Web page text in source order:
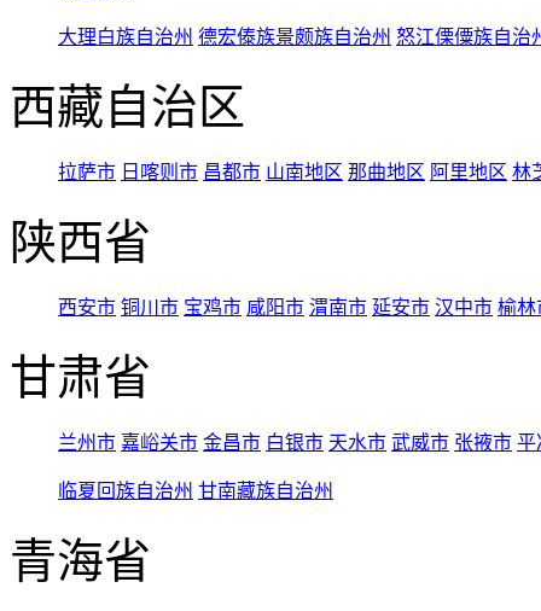
大理白族自治州 德宏傣族景颇族自治州 怒江傈僳族自治
西藏自治区
拉萨市 日喀则市 昌都市 山南地区 那曲地区 阿里地区 林
陕西省
西安市 铜川市 宝鸡市 咸阳市 渭南市 延安市 汉中市 榆林
甘肃省
兰州市 嘉峪关市 金昌市 白银市 天水市 武威市 张掖市 平
临夏回族自治州 甘南藏族自治州
青海省